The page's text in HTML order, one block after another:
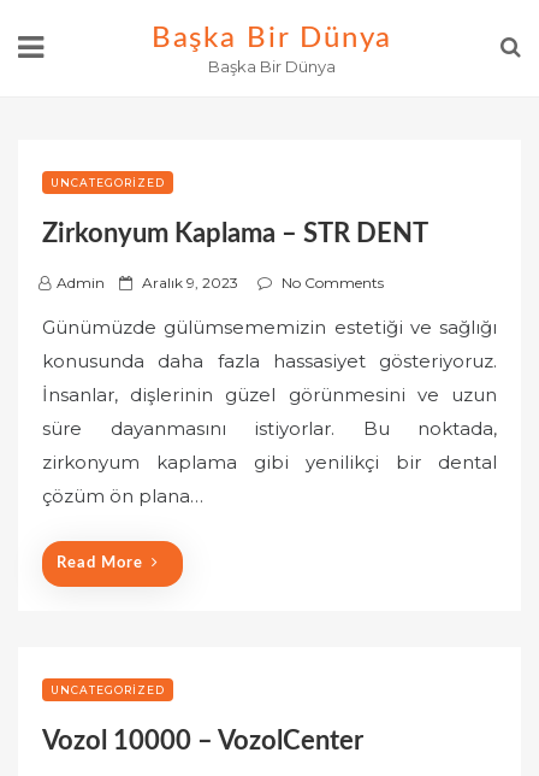
Başka Bir Dünya
Başka Bir Dünya
UNCATEGORIZED
Zirkonyum Kaplama – STR DENT
Admin
P
s
t
e
d
o
Aralık 9, 2023 No Comments
Günümüzde gülümsememizin estetiği ve sağlığı
konusunda daha fazla hassasiyet gösteriyoruz.
İnsanlar, dişlerinin güzel görünmesini ve uzun
süre dayanmasını istiyorlar. Bu noktada,
zirkonyum kaplama gibi yenilikçi bir dental
çözüm ön plana…
Read More
UNCATEGORIZED
Vozol 10000 – VozolCenter